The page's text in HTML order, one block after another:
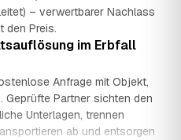
– verwertbarer Nachlass
den Preis.
im Erbfall
Anfrage mit Objekt,
Geprüfte Partner sichten den
Unterlagen, trennen
ab und entsorgen